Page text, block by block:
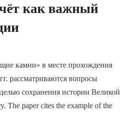
как важный
камни» в месте прохождения
рассматриваются вопросы
сохранения истории Великой
The paper cites the example of the